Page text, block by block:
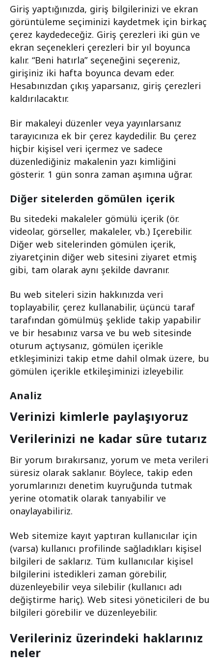
Giriş yaptığınızda, giriş bilgilerinizi ve ekran
görüntüleme seçiminizi kaydetmek için birkaç
çerez kaydedeceğiz. Giriş çerezleri iki gün ve
ekran seçenekleri çerezleri bir yıl boyunca
kalır. “Beni hatırla” seçeneğini seçereniz,
girişiniz iki hafta boyunca devam eder.
Hesabınızdan çıkış yaparsanız, giriş çerezleri
kaldırılacaktır.
Bir makaleyi düzenler veya yayınlarsanız
tarayıcınıza ek bir çerez kaydedilir. Bu çerez
hiçbir kişisel veri içermez ve sadece
düzenlediğiniz makalenin yazı kimliğini
gösterir. 1 gün sonra zaman aşımına uğrar.
Diğer sitelerden gömülen içerik
Bu sitedeki makaleler gömülü içerik (ör.
videolar, görseller, makaleler, vb.) Içerebilir.
Diğer web sitelerinden gömülen içerik,
ziyaretçinin diğer web sitesini ziyaret etmiş
gibi, tam olarak aynı şekilde davranır.
Bu web siteleri sizin hakkınızda veri
toplayabilir, çerez kullanabilir, üçüncü taraf
tarafından gömülmüş şeklide takip yapabilir
ve bir hesabınız varsa ve bu web sitesinde
oturum açtıysanız, gömülen içerikle
etkleşiminizi takip etme dahil olmak üzere, bu
gömülen içerikle etkileşiminizi izleyebilir.
Analiz
Verinizi kimlerle paylaşıyoruz
Verilerinizi ne kadar süre tutarız
Bir yorum bırakırsanız, yorum ve meta verileri
süresiz olarak saklanır. Böylece, takip eden
yorumlarınızı denetim kuyruğunda tutmak
yerine otomatik olarak tanıyabilir ve
onaylayabiliriz.
Web sitemize kayıt yaptıran kullanıcılar için
(varsa) kullanıcı profilinde sağladıkları kişisel
bilgileri de saklarız. Tüm kullanıcılar kişisel
bilgilerini istedikleri zaman görebilir,
düzenleyebilir veya silebilir (kullanıcı adı
değiştirme hariç). Web sitesi yöneticileri de bu
bilgileri görebilir ve düzenleyebilir.
Verileriniz üzerindeki haklarınız
neler